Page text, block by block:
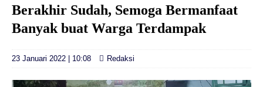
Berakhir Sudah, Semoga Bermanfaat
Banyak buat Warga Terdampak
23 Januari 2022 | 10:08 Redaksi